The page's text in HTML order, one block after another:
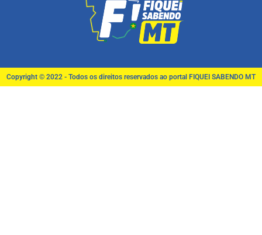
Copyright © 2022 - Todos os direitos reservados ao portal FIQUEI SABENDO MT